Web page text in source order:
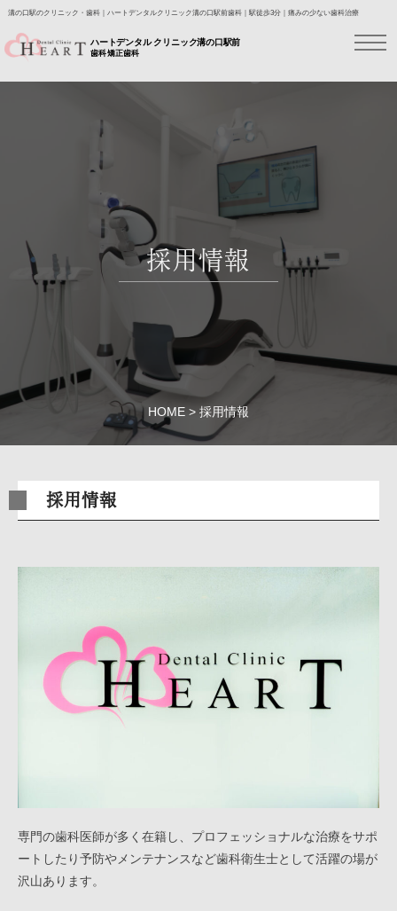
溝の口駅のクリニック・歯科｜ハートデンタルクリニック溝の口駅前歯科｜駅徒歩3分｜痛みの少ない歯科治療
ハートデンタル クリニック溝の口駅前
歯科 矯正歯科
採用情報
HOME 採用情報
採用情報
専門の歯科医師が多く在籍し、プロフェッショナルな治療をサポ
ートしたり予防やメンテナンスなど歯科衛生士として活躍の場が
沢山あります。